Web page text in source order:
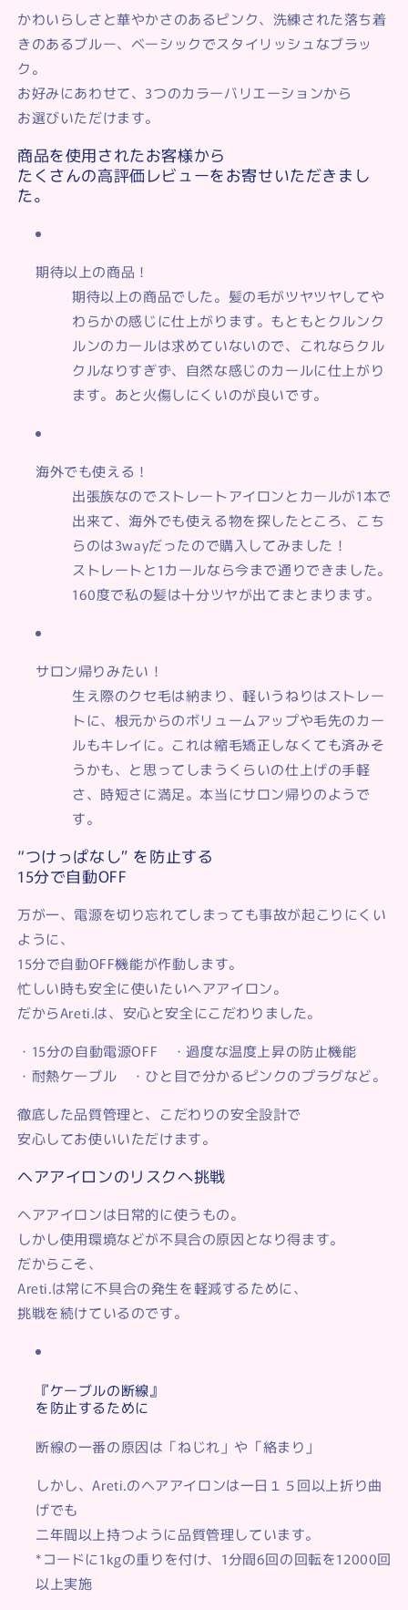
かわいらしさと華やかさのあるピンク、洗練された落ち着
きのあるブルー、ベーシックでスタイリッシュなブラッ
ク。
お好みにあわせて、3つのカラーバリエーションから
お選びいただけます。
商品を使用されたお客様から
たくさんの高評価レビューをお寄せいただきまし
た。
期待以上の商品！
期待以上の商品でした。 髪の毛がツヤツヤしてや
わらかの感じに仕上がります。 もともとクルンク
ルンのカールは求めていないので、これならクル
クルなりすぎず、 自然な感じのカールに仕上がり
ます。あと火傷しにくいのが良いです。
海外でも使える！
出張族なのでストレートアイロンとカールが1本で
出来て、 海外でも使える物を探したところ、こち
らのは3wayだったので購入してみました！
ストレートと1カールなら今まで通りできました。
160度で私の髪は十分ツヤが出てまとまります。
サロン帰りみたい！
生え際のクセ毛は納まり、軽いうねりはストレー
トに、根元からのボリュームアップや毛先のカー
ルもキレイに。 これは縮毛矯正しなくても済みそ
うかも、と思ってしまうくらいの仕上げの手軽
さ、時短さに満足。本当にサロン帰りのようで
す。
“つけっぱなし” を防止する
15分で自動OFF
万が一、電源を切り忘れてしまっても事故が起こりにくい
ように、
15分で自動OFF機能が作動します。
忙しい時も安全に使いたいヘアアイロン。
だからAreti.は、安心と安全にこだわりました。
・15分の自動電源OFF ・過度な温度上昇の防止機能
・耐熱ケーブル ・ひと目で分かるピンクのプラグなど。
徹底した品質管理と、こだわりの安全設計で
安心してお使いいただけます。
ヘアアイロンのリスクへ挑戦
ヘアアイロンは日常的に使うもの。
しかし使用環境などが不具合の原因となり得ます。
だからこそ、
Areti.は常に不具合の発生を軽減するために、
挑戦を続けているのです。
『ケーブルの断線』
を防止するために
断線の一番の原因は「ねじれ」や「絡まり」
しかし、Areti.のヘアアイロンは一日１５回以上折り曲
げでも
二年間以上持つように品質管理しています。
*コードに1kgの重りを付け、1分間6回の回転を12000回
以上実施